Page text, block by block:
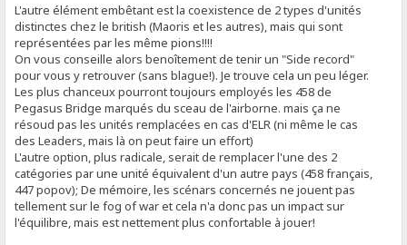
L'autre élément embêtant est la coexistence de 2 types d'unités
distinctes chez le british (Maoris et les autres), mais qui sont
représentées par les même pions!!!!
On vous conseille alors benoîtement de tenir un "Side record"
pour vous y retrouver (sans blague!). Je trouve cela un peu léger.
Les plus chanceux pourront toujours employés les 458 de
Pegasus Bridge marqués du sceau de l'airborne. mais ça ne
résoud pas les unités remplacées en cas d'ELR (ni même le cas
des Leaders, mais là on peut faire un effort)
L'autre option, plus radicale, serait de remplacer l'une des 2
catégories par une unité équivalent d'un autre pays (458 français,
447 popov); De mémoire, les scénars concernés ne jouent pas
tellement sur le fog of war et cela n'a donc pas un impact sur
l'équilibre, mais est nettement plus confortable à jouer!